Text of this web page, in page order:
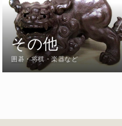
その他
囲碁・将棋・楽器など